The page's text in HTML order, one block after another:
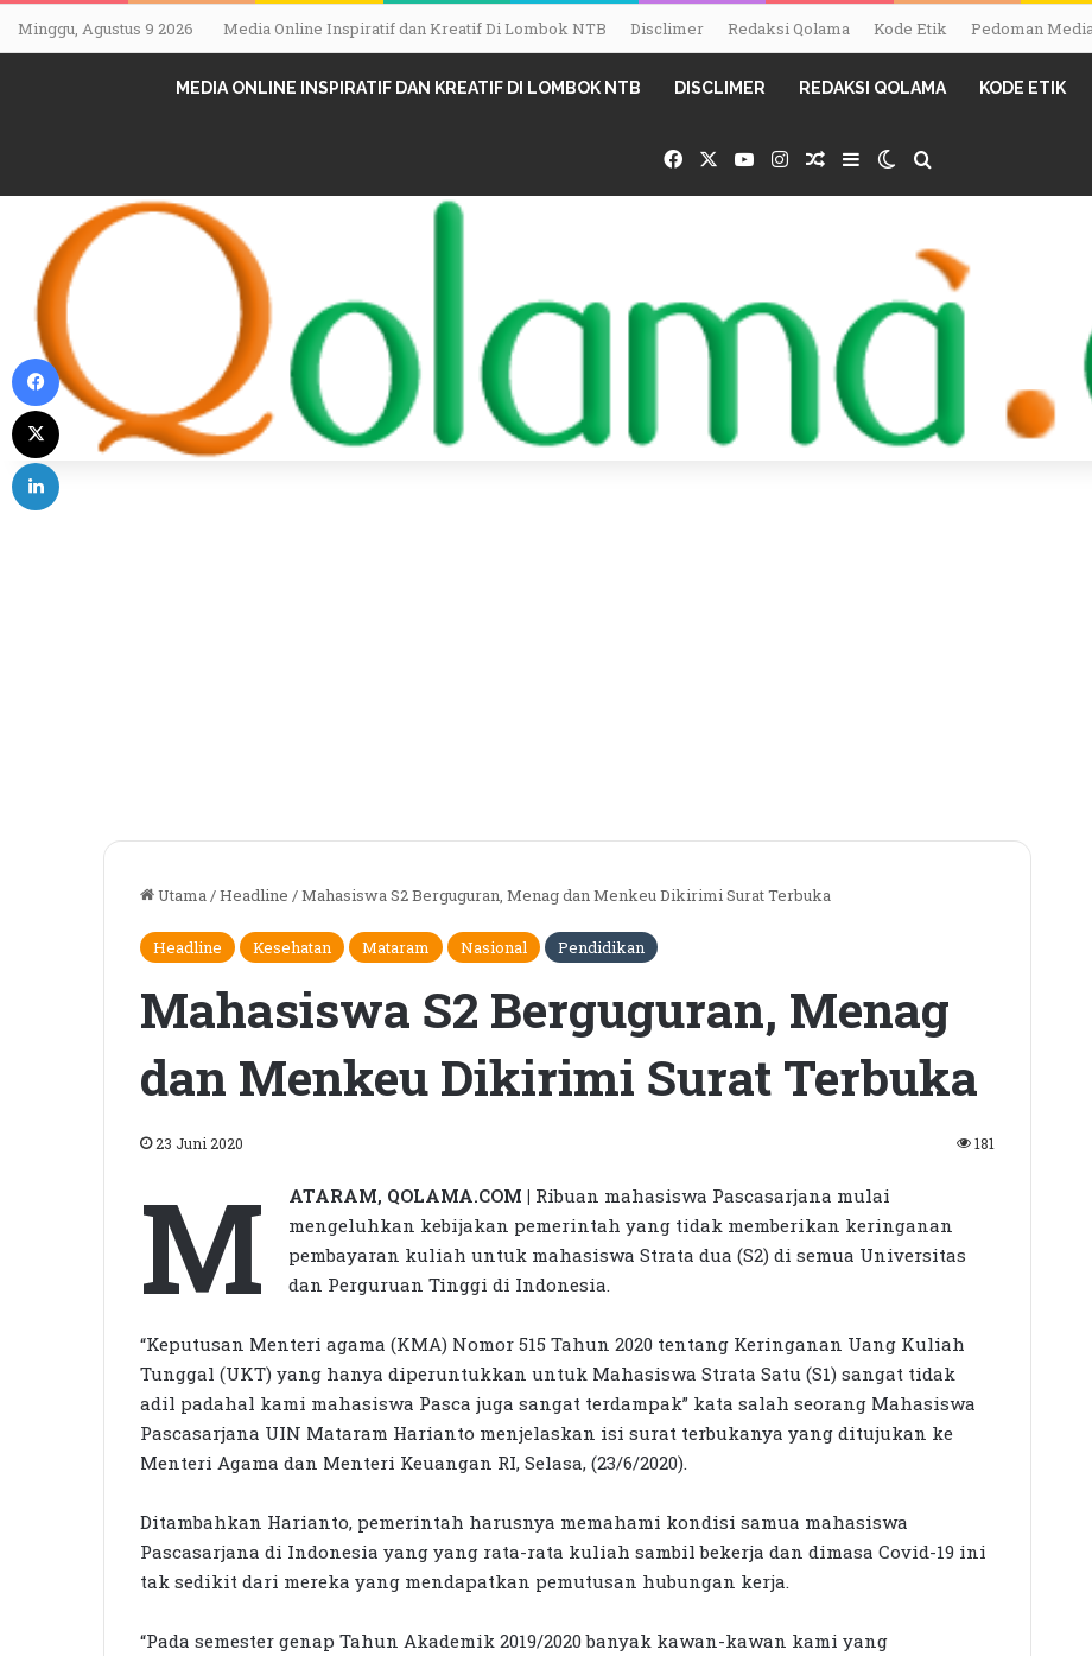
Minggu, Agustus 9 2026 Media Online Inspiratif dan Kreatif Di Lombok NTB Disclimer Redaksi Qolama Kode Etik Pedoman
MEDIA ONLINE INSPIRATIF DAN KREATIF DI LOMBOK NTB DISCLIMER REDAKSI QOLAMA KODE ETIK
Facebook YouTubeInstagram
Random Article
SidebarSwitch skin
Utama/Headline /Mahasiswa S2 Berguguran, Menag dan Menkeu Dikirimi Surat Terbuka
Headline Kesehatan Mataram Nasional Pendidikan
Mahasiswa S2 Berguguran, Menag
dan Menkeu Dikirimi Surat Terbuka
23 Juni 2020 181
M ATARAM, QOLAMA.COM | Ribuan mahasiswa Pascasarjana mulai
mengeluhkan kebijakan pemerintah yang tidak memberikan keringanan
pembayaran kuliah untuk mahasiswa Strata dua (S2) di semua Universitas
dan Perguruan Tinggi di Indonesia.
“Keputusan Menteri agama (KMA) Nomor 515 Tahun 2020 tentang Keringanan Uang Kuliah
Tunggal (UKT) yang hanya diperuntukkan untuk Mahasiswa Strata Satu (S1) sangat tidak
adil padahal kami mahasiswa Pasca juga sangat terdampak” kata salah seorang Mahasiswa
Pascasarjana UIN Mataram Harianto menjelaskan isi surat terbukanya yang ditujukan ke
Menteri Agama dan Menteri Keuangan RI, Selasa, (23/6/2020).
Ditambahkan Harianto, pemerintah harusnya memahami kondisi samua mahasiswa
Pascasarjana di Indonesia yang yang rata-rata kuliah sambil bekerja dan dimasa Covid-19 ini
tak sedikit dari mereka yang mendapatkan pemutusan hubungan kerja.
“Pada semester genap Tahun Akademik 2019/2020 banyak kawan-kawan kami yang
Facebook